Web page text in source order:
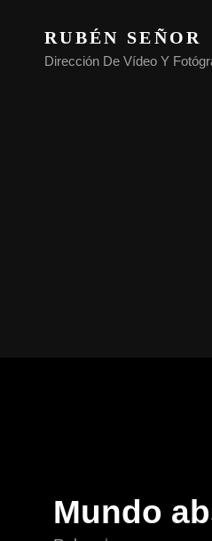
RUBÉN SEÑOR
Dirección De Vídeo Y
Mundo